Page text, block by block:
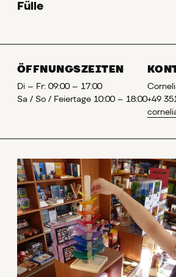
Fülle
ÖFFNUNGSZEITEN
Di – Fr: 09:00 – 17:00
Sa / So / Feiertage 10:00 – 18:00+49